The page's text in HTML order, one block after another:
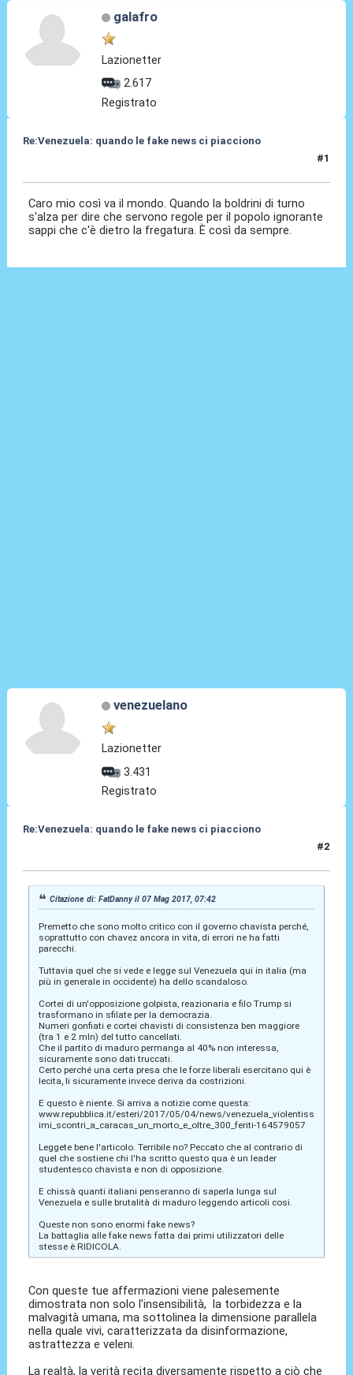
galafro
Lazionetter
2.617
Registrato
Re:Venezuela: quando le fake news ci piacciono
#1
Caro mio così va il mondo. Quando la boldrini di turno
s'alza per dire che servono regole per il popolo ignorante
sappi che c'è dietro la fregatura. È così da sempre.
venezuelano
Lazionetter
3.431
Registrato
Re:Venezuela: quando le fake news ci piacciono
#2
Citazione di: FatDanny il 07 Mag 2017, 07:42
Premetto che sono molto critico con il governo chavista perché,
soprattutto con chavez ancora in vita, di errori ne ha fatti
parecchi.
Tuttavia quel che si vede e legge sul Venezuela qui in italia (ma
più in generale in occidente) ha dello scandaloso.
Cortei di un'opposizione golpista, reazionaria e filo Trump si
trasformano in sfilate per la democrazia.
Numeri gonfiati e cortei chavisti di consistenza ben maggiore
(tra 1 e 2 mln) del tutto cancellati.
Che il partito di maduro permanga al 40% non interessa,
sicuramente sono dati truccati.
Certo perché una certa presa che le forze liberali esercitano qui è
lecita, li sicuramente invece deriva da costrizioni.
E questo è niente. Si arriva a notizie come questa:
www.repubblica.it/esteri/2017/05/04/news/venezuela_violentiss
imi_scontri_a_caracas_un_morto_e_oltre_300_feriti-164579057
Leggete bene l'articolo. Terribile no? Peccato che al contrario di
quel che sostiene chi l'ha scritto questo qua è un leader
studentesco chavista e non di opposizione.
E chissà quanti italiani penseranno di saperla lunga sul
Venezuela e sulle brutalità di maduro leggendo articoli cosi.
Queste non sono enormi fake news?
La battaglia alle fake news fatta dai primi utilizzatori delle
stesse è RIDICOLA.
Con queste tue affermazioni viene palesemente
dimostrata non solo l'insensibilità, la torbidezza e la
malvagità umana, ma sottolinea la dimensione parallela
nella quale vivi, caratterizzata da disinformazione,
astrattezza e veleni.
La realtà, la verità recita diversamente rispetto a ciò che